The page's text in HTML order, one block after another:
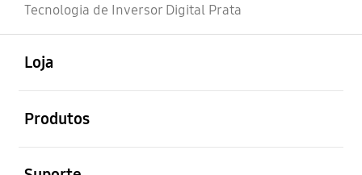
Tecnologia de Inversor Digital Prata
Loja
Produtos